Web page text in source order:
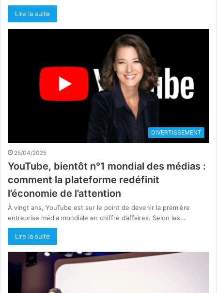
Lire la suite
DIVERTISSEMENT
25/04/2025
YouTube, bientôt n°1 mondial des médias :
comment la plateforme redéfinit
l’économie de l’attention
À vingt ans, YouTube est sur le point de devenir la première
entreprise média mondiale en chiffre d’affaires. Selon les…
Lire la suite